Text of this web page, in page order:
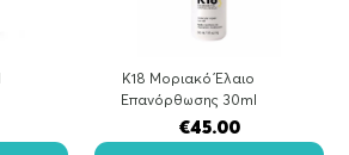
Κ18 Μοριακό Έλαιο
Επανόρθωσης 30ml
€45.00